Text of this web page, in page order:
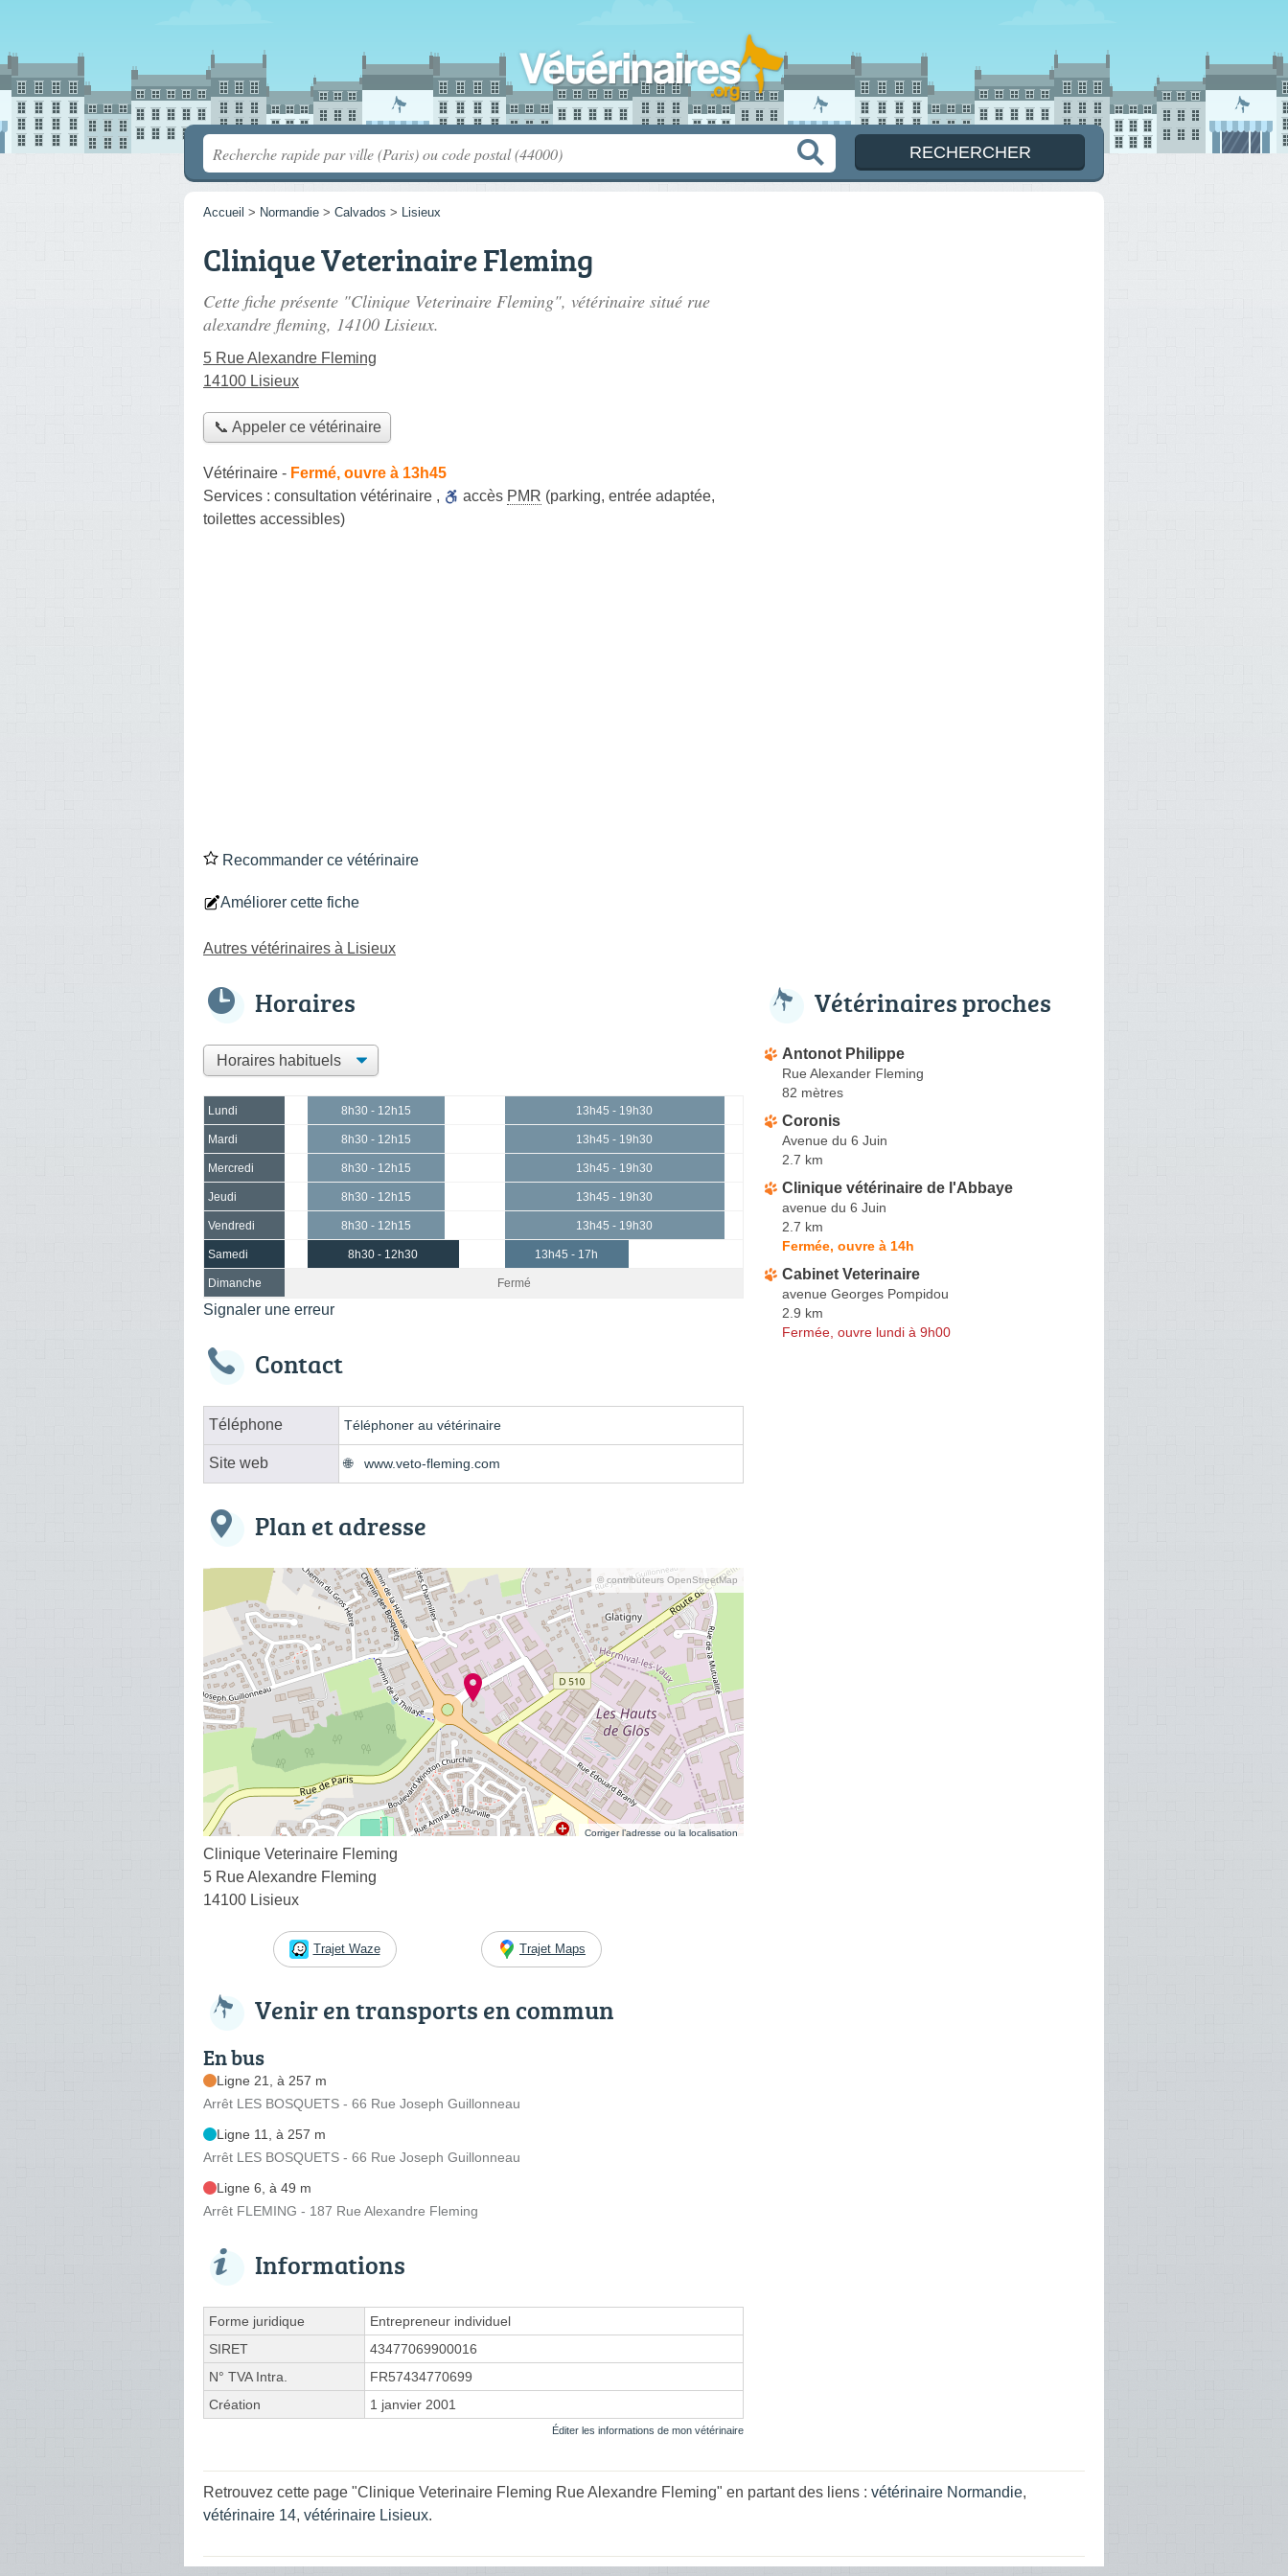
Accueil > Normandie > Calvados > Lisieux
Clinique Veterinaire Fleming
Cette fiche présente "Clinique Veterinaire Fleming", vétérinaire situé rue
alexandre fleming, 14100 Lisieux.
5 Rue Alexandre Fleming
14100 Lisieux
📞 Appeler ce vétérinaire
Vétérinaire - Fermé, ouvre à 13h45
Services : consultation vétérinaire , accès PMR (parking, entrée adaptée,
toilettes accessibles)
Recommander ce vétérinaire
Améliorer cette fiche
Autres vétérinaires à Lisieux
Horaires
Lundi 8h30 - 12h15 13h45 - 19h30
Mardi 8h30 - 12h15 13h45 - 19h30
Mercredi 8h30 - 12h15 13h45 - 19h30
Jeudi 8h30 - 12h15 13h45 - 19h30
Vendredi 8h30 - 12h15 13h45 - 19h30
Samedi 8h30 - 12h30 13h45 - 17h
Dimanche Fermé
Signaler une erreur
Contact
Téléphone Téléphoner au vétérinaire
Site web www.veto-fleming.com
Plan et adresse
© contributeurs OpenStreetMap
Corriger l’adresse ou la localisation
Clinique Veterinaire Fleming
5 Rue Alexandre Fleming
14100 Lisieux
Trajet Waze Trajet Maps
Venir en transports en commun
En bus
Ligne 21, à 257 m
Arrêt LES BOSQUETS - 66 Rue Joseph Guillonneau
Ligne 11, à 257 m
Arrêt LES BOSQUETS - 66 Rue Joseph Guillonneau
Ligne 6, à 49 m
Arrêt FLEMING - 187 Rue Alexandre Fleming
Informations
Forme juridique
Entrepreneur individuel
SIRET
43477069900016
N° TVA Intra.
FR57434770699
Création
1 janvier 2001
Éditer les informations de mon vétérinaire
Vétérinaires proches
Antonot Philippe
Rue Alexander Fleming
82 mètres
Coronis
Avenue du 6 Juin
2.7 km
Clinique vétérinaire de l'Abbaye
avenue du 6 Juin
2.7 km
Fermée, ouvre à 14h
Cabinet Veterinaire
avenue Georges Pompidou
2.9 km
Fermée, ouvre lundi à 9h00
Retrouvez cette page "Clinique Veterinaire Fleming Rue Alexandre Fleming" en partant des liens : vétérinaire Normandie,
vétérinaire 14, vétérinaire Lisieux.